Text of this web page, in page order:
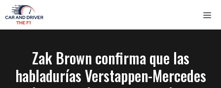
Saltar
al
contenido
Zak Brown confirma que las
habladurías Verstappen-Mercedes